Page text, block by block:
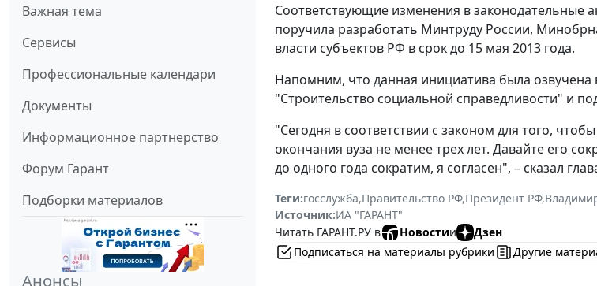
Важная тема
Сервисы
Профессиональные календари
Документы
Информационное партнерство
Форум Гарант
Подборки материалов
Анонсы
Соответствующие изменения в законодательные
поручила разработать Минтруду России,
власти субъектов РФ в срок до 15 мая 2013 года.
Напомним, что данная инициатива была
"Строительство социальной справедливости" и
"Сегодня в соответствии с законом для того,
окончания вуза не менее трех лет. Давайте его
до одного года сократим, я согласен", – сказал
Теги:госслужба,Правительство РФ,Президент РФ,
Источник:ИА "ГАРАНТ"
Читать ГАРАНТ.РУ в
Новостии
Дзен
Подписаться на материалы рубрики
Другие